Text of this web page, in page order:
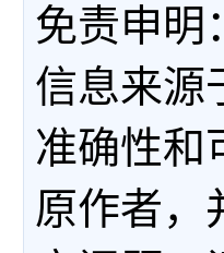
免责申明
信息来源
准确性和
原作者，